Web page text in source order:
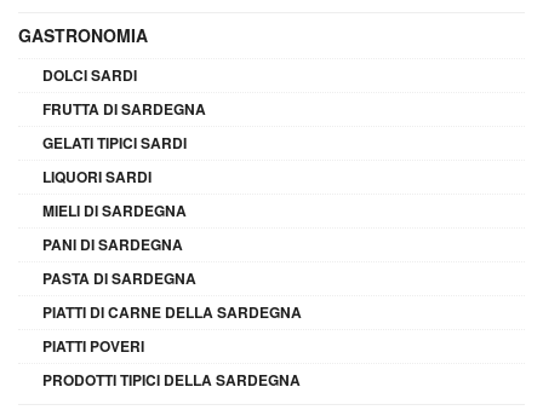
GASTRONOMIA
DOLCI SARDI
FRUTTA DI SARDEGNA
GELATI TIPICI SARDI
LIQUORI SARDI
MIELI DI SARDEGNA
PANI DI SARDEGNA
PASTA DI SARDEGNA
PIATTI DI CARNE DELLA SARDEGNA
PIATTI POVERI
PRODOTTI TIPICI DELLA SARDEGNA